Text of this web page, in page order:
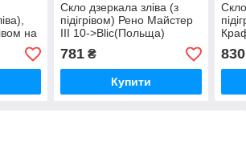
на
-
Скло дзеркала зліва (з
підігрівом) Рено Майстер
III 10->Blic(Польща)
610204053367P
781₴
Купити
830